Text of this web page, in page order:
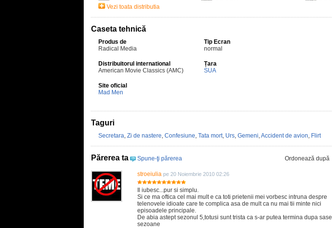
Vezi toata distributia
Caseta tehnică
Produs de
Radical Media
Tip Ecran
normal
Distribuitorul international
American Movie Classics (AMC)
Țara
SUA
Site oficial
Mad Men
Taguri
Secretara, Zi de nastere, Confesiune, Tata mort, Urs, Gemeni,Accident de avion, Flirt
Părerea ta Spune-ţi părerea Ordonează după
stroeiulia pe 20 Noiembrie 2010 02:26
Il iubesc...pur si simplu.
Si ce ma oftica cel mai mult e ca toti prietenii mei vorbesc intruna despre
telenovele idioate care te complica asa de mult ca nu mai tii minte nici
episoadele principale.
De abia astept sezonul 5,totusi sunt trista ca s-ar putea termina dupa sase
sezoane